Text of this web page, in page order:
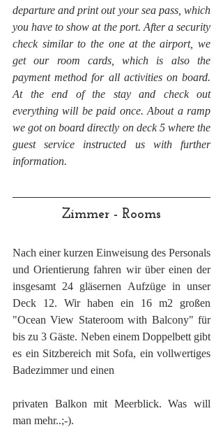
departure and print out your sea pass, which
you have to show at the port. After a security
check similar to the one at the airport, we
get our room cards, which is also the
payment method for all activities on board.
At the end of the stay and check out
everything will be paid once. About a ramp
we got on board directly on deck 5 where the
guest service instructed us with further
information.
Zimmer - Rooms
Nach einer kurzen Einweisung des Personals
und Orientierung fahren wir über einen der
insgesamt 24 gläsernen Aufzüge in unser
Deck 12. Wir haben ein 16 m2 großen
"Ocean View Stateroom with Balcony" für
bis zu 3 Gäste. Neben einem Doppelbett gibt
es ein Sitzbereich mit Sofa, ein vollwertiges
Badezimmer und einen
privaten Balkon mit Meerblick. Was will
man mehr..;-).